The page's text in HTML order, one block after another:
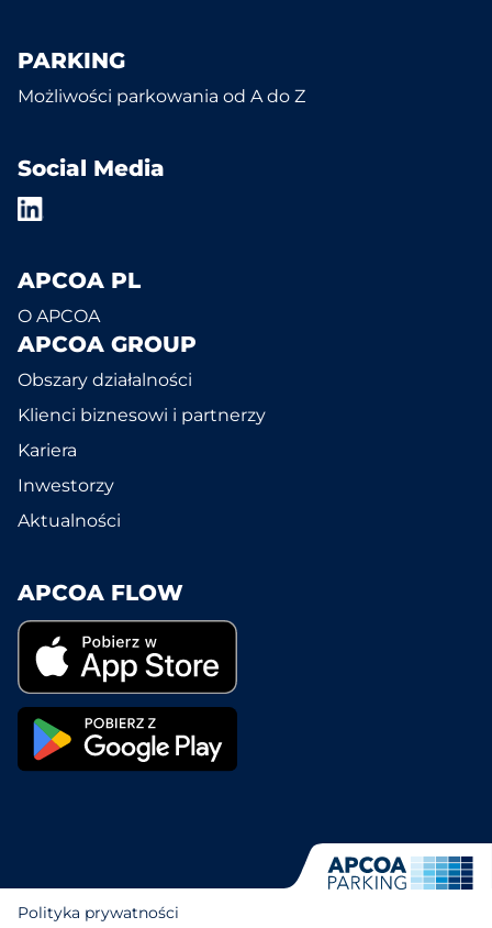
PARKING
Możliwości parkowania od A do Z
Social Media
APCOA PL
O APCOA
APCOA GROUP
Obszary działalności
Klienci biznesowi i partnerzy
Kariera
Inwestorzy
Aktualności
APCOA FLOW
Polityka prywatności